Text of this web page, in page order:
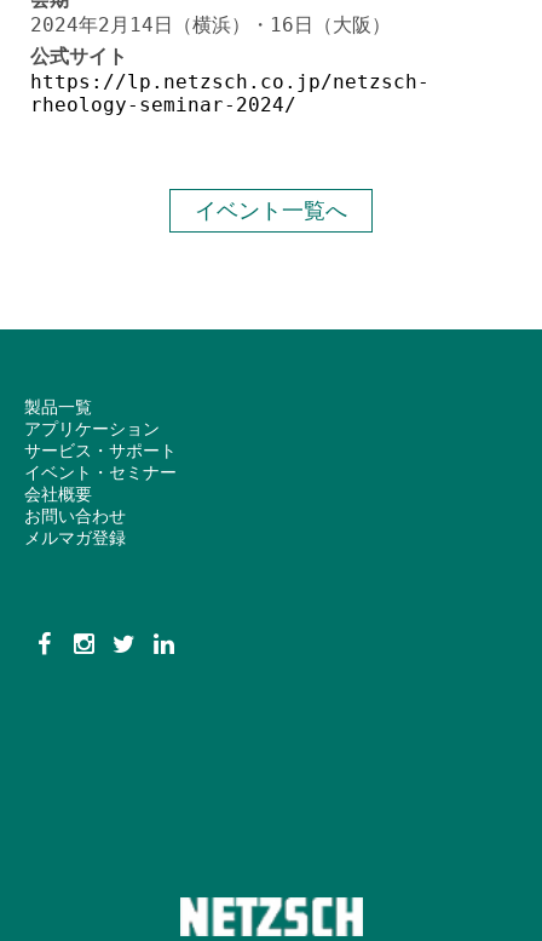
2024年2月14日（横浜）・16日（大阪）
公式サイト
https://lp.netzsch.co.jp/netzsch-
rheology-seminar-2024/
イベント一覧へ
製品一覧
アプリケーション
サービス・サポート
イベント・セミナー
会社概要
お問い合わせ
メルマガ登録